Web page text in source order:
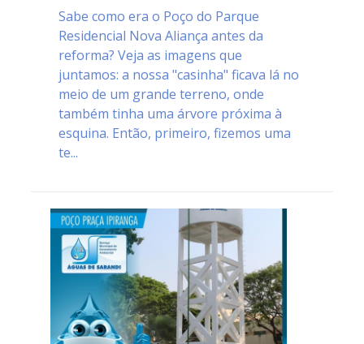
Sabe como era o Poço do Parque
Residencial Nova Aliança antes da
reforma? Veja as imagens que
juntamos: a nossa "casinha" ficava lá no
meio de um grande terreno, onde
também tinha uma árvore próxima à
esquina. Então, primeiro, fizemos uma
te...